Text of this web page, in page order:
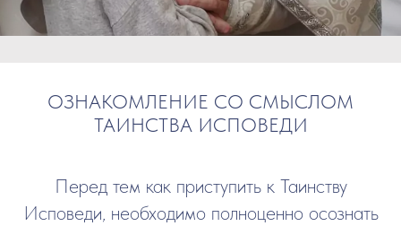
ОЗНАКОМЛЕНИЕ СО СМЫСЛОМ
ТАИНСТВА ИСПОВЕДИ
Перед тем как приступить к Таинству
Исповеди, необходимо полноценно осознать